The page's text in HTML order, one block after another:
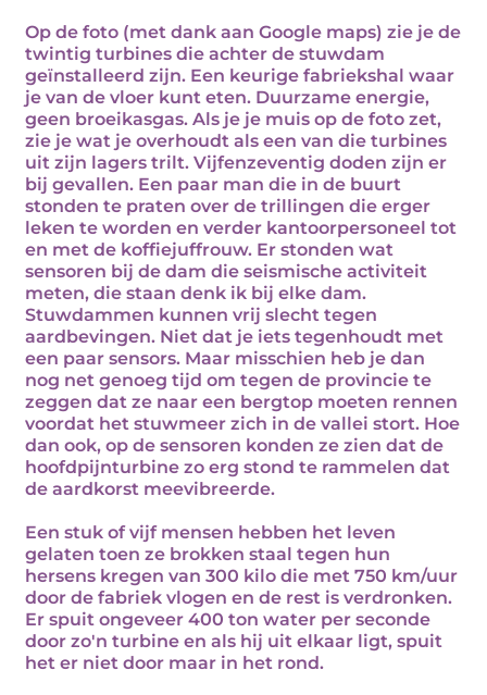
Op de foto (met dank aan Google maps) zie je de
twintig turbines die achter de stuwdam
geïnstalleerd zijn. Een keurige fabriekshal waar
je van de vloer kunt eten. Duurzame energie,
geen broeikasgas. Als je je muis op de foto zet,
zie je wat je overhoudt als een van die turbines
uit zijn lagers trilt. Vijfenzeventig doden zijn er
bij gevallen. Een paar man die in de buurt
stonden te praten over de trillingen die erger
leken te worden en verder kantoorpersoneel tot
en met de koffiejuffrouw. Er stonden wat
sensoren bij de dam die seismische activiteit
meten, die staan denk ik bij elke dam.
Stuwdammen kunnen vrij slecht tegen
aardbevingen. Niet dat je iets tegenhoudt met
een paar sensors. Maar misschien heb je dan
nog net genoeg tijd om tegen de provincie te
zeggen dat ze naar een bergtop moeten rennen
voordat het stuwmeer zich in de vallei stort. Hoe
dan ook, op de sensoren konden ze zien dat de
hoofdpijnturbine zo erg stond te rammelen dat
de aardkorst meevibreerde.
Een stuk of vijf mensen hebben het leven
gelaten toen ze brokken staal tegen hun
hersens kregen van 300 kilo die met 750 km/uur
door de fabriek vlogen en de rest is verdronken.
Er spuit ongeveer 400 ton water per seconde
door zo'n turbine en als hij uit elkaar ligt, spuit
het er niet door maar in het rond.